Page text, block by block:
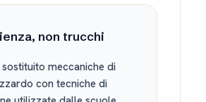
non trucchi
meccaniche di
con tecniche di